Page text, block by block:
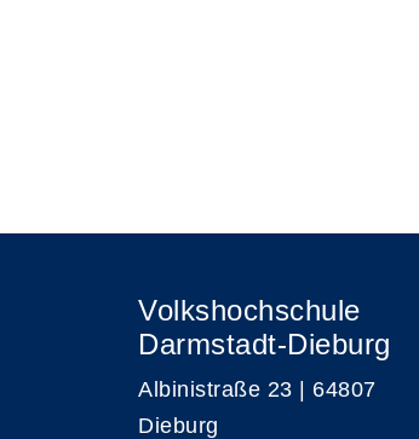
Volkshochschule
Darmstadt-Dieburg
Albinistraße 23 | 64807
Dieburg